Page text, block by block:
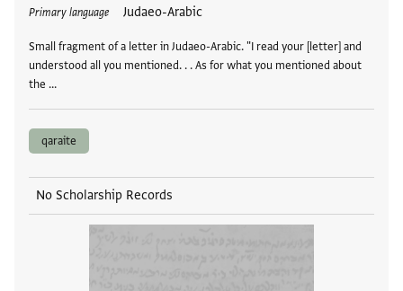
Primary language Judaeo-Arabic
Small fragment of a letter in Judaeo-Arabic. "I read your [letter] and
understood all you mentioned. . . As for what you mentioned about
the …
Tags
qaraite
No Scholarship Records